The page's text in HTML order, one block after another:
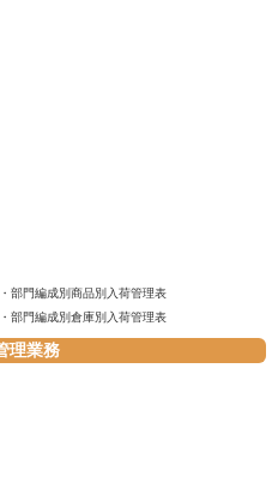
部門編成別商品別入荷管理表
部門編成別倉庫別入荷管理表
理業務